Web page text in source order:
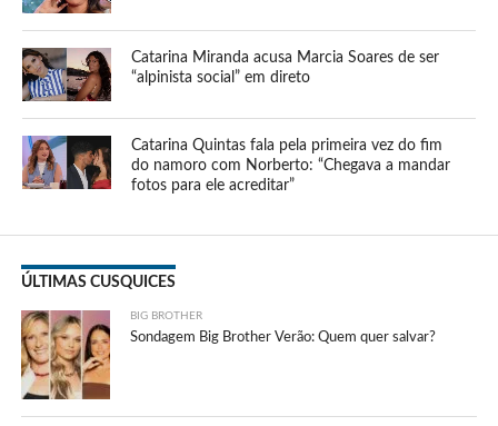
Catarina Miranda acusa Marcia Soares de ser
“alpinista social” em direto
Catarina Quintas fala pela primeira vez do fim
do namoro com Norberto: “Chegava a mandar
fotos para ele acreditar”
ÚLTIMAS CUSQUICES
BIG BROTHER
Sondagem Big Brother Verão: Quem quer salvar?